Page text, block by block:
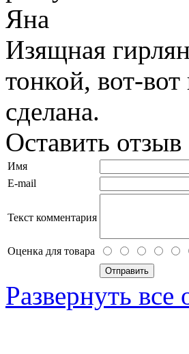
Яна
Изящная
тонкой, вот-
сделана.
Оставить отзыв
Имя
E-mail
Текст комментария
Оценка для товара
Развернуть все